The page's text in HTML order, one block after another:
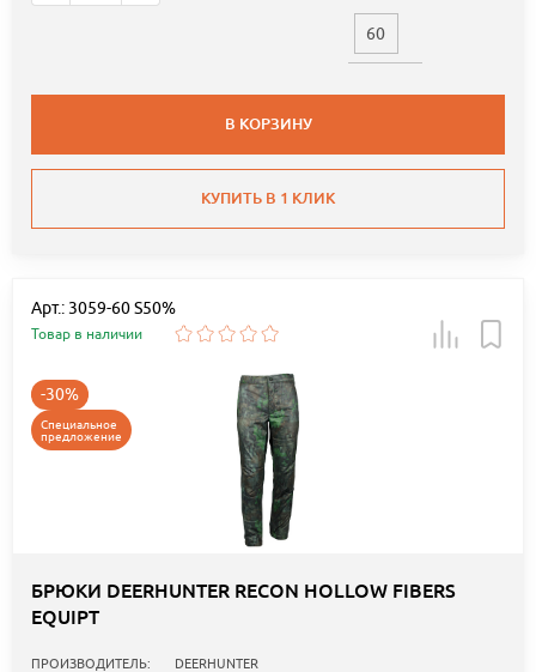
60
В КОРЗИНУ
КУПИТЬ В 1 КЛИК
Арт.: 3059-60 S50%
Товар в наличии
-30%
Специальное
предложение
БРЮКИ DEERHUNTER RECON HOLLOW FIBERS
EQUIPT
ПРОИЗВОДИТЕЛЬ:
DEERHUNTER